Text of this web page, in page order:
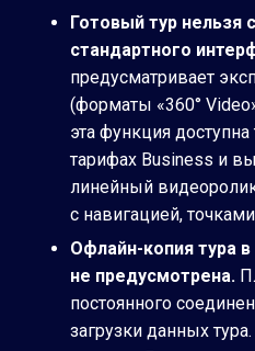
Готовый тур нельзя
стандартного
предусматривает
(форматы «360°
эта функция
тарифах Business и
линейный
с навигацией,
Офлайн-копия тура
не предусмотрена.
постоянного
загрузки данных